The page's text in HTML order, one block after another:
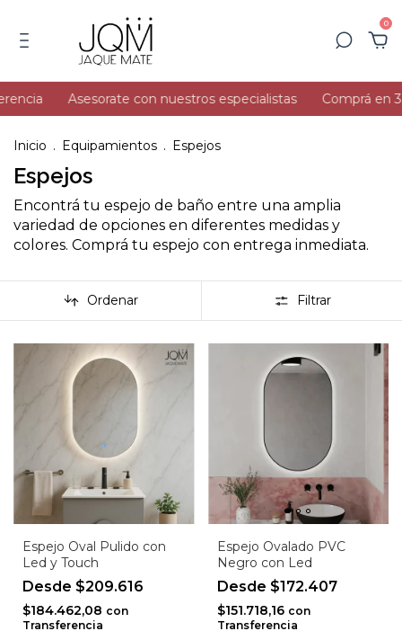
0
Asesorate con nuestros especialistas Comprá en 3
Inicio . Equipamientos . Espejos
Espejos
Encontrá tu espejo de baño entre una amplia
variedad de opciones en diferentes medidas y
colores. Comprá tu espejo con entrega inmediata.
Ordenar Filtrar
Espejo Oval Pulido con
Led y Touch
$209.616
$184.462,08 con
Transferencia
Espejo Ovalado PVC
Negro con Led
$172.407
$151.718,16 con
Transferencia